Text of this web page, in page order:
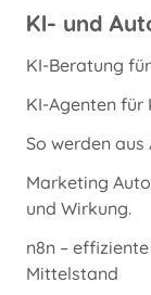
KI- und
KI-Beratung
KI-Agenten für
So werden
Marketing
und Wirkung.
n8n –
Mittelstand